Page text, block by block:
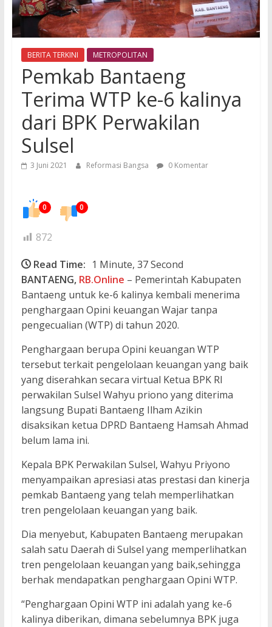
BERITA TERKINI METROPOLITAN
Pemkab Bantaeng
Terima WTP ke-6 kalinya
dari BPK Perwakilan
Sulsel
3 Juni 2021 Reformasi Bangsa 0 Komentar
0 0
872
Read Time: 1 Minute, 37 Second
BANTAENG, RB.Online – Pemerintah Kabupaten
Bantaeng untuk ke-6 kalinya kembali menerima
penghargaan Opini keuangan Wajar tanpa
pengecualian (WTP) di tahun 2020.
Penghargaan berupa Opini keuangan WTP
tersebut terkait pengelolaan keuangan yang baik
yang diserahkan secara virtual Ketua BPK RI
perwakilan Sulsel Wahyu priono yang diterima
langsung Bupati Bantaeng Ilham Azikin
disaksikan ketua DPRD Bantaeng Hamsah Ahmad
belum lama ini.
Kepala BPK Perwakilan Sulsel, Wahyu Priyono
menyampaikan apresiasi atas prestasi dan kinerja
pemkab Bantaeng yang telah memperlihatkan
tren pengelolaan keuangan yang baik.
Dia menyebut, Kabupaten Bantaeng merupakan
salah satu Daerah di Sulsel yang memperlihatkan
tren pengelolaan keuangan yang baik,sehingga
berhak mendapatkan penghargaan Opini WTP.
“Penghargaan Opini WTP ini adalah yang ke-6
kalinya diberikan, dimana sebelumnya BPK juga